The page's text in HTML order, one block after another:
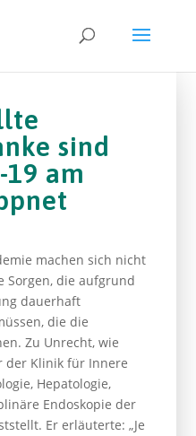
sind
19 am
machen sich nicht
Sorgen, die aufgrund
dauerhaft
die die
Zu Unrecht, wie
der Klinik für Innere
Hepatologie,
Endoskopie der
Er erläuterte: „Je